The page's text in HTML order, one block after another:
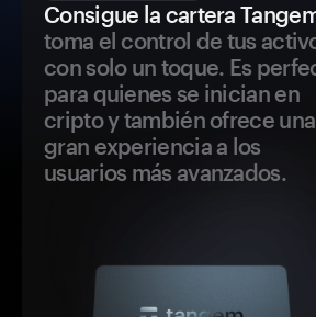
Consigue la cartera
toma el control de tus
con solo un toque. Es
para quienes se inician en
cripto y también ofrece una
gran experiencia a los
usuarios más avanzados.